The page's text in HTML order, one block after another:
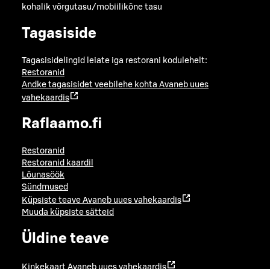
kohalik võrgutasu/mobiilikõne tasu
Tagasiside
Tagasisidelingid leiate iga restorani kodulehelt:
Restoranid
Andke tagasisidet veebilehe kohta Avaneb uues
vahekaardis
Raflaamo.fi
Restoranid
Restoranid kaardil
Lõunasöök
Sündmused
Küpsiste teave Avaneb uues vahekaardis
Muuda küpsiste sätteid
Üldine teave
Kinkekaart Avaneb uues vahekaardis